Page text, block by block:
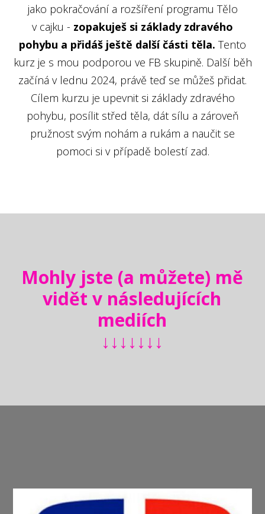
jako pokračování a rozšíření programu Tělo
v cajku - zopakuješ si základy zdravého
pohybu a přidáš ještě další části těla. Tento
kurz je s mou podporou ve FB skupině. Další běh
začíná v lednu 2024, právě teď se můžeš přidat.
Cílem kurzu je upevnit si základy zdravého
pohybu, posílit střed těla, dát sílu a zároveň
pružnost svým nohám a rukám a naučit se
pomoci si v případě bolestí zad.
Mohly jste (a můžete) mě
vidět v následujících
mediích
↓↓↓↓↓↓↓